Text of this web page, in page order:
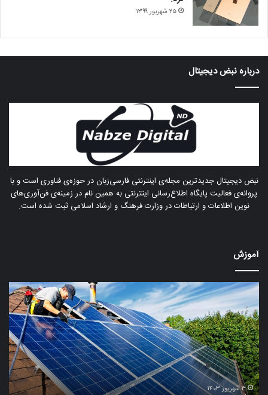
۲۵ شهریور ۱۳۹۹
درباره‌ نبض دیجیتال
نبض دیجیتال جدیدترین مجله‌ی اینترنتی فارسی‌زبان در حوزه‌ی فناوری است و با
پروانه‌ی فعالیت پایگاه اطلاع‌رسانی اینترنتی به همین نام در زمینه‌ی فن‌آوری‌های
نوین اطلاعات و ارتباطات در وزارت فرهنگ و ارشاد اسلامی ثبت شده است.
آموزش
چگونه
پنل‌های
خورشیدی
را
با
کمترین
هزینه
نصب
کنیم؟
۳ شهریور ۱۴۰۳